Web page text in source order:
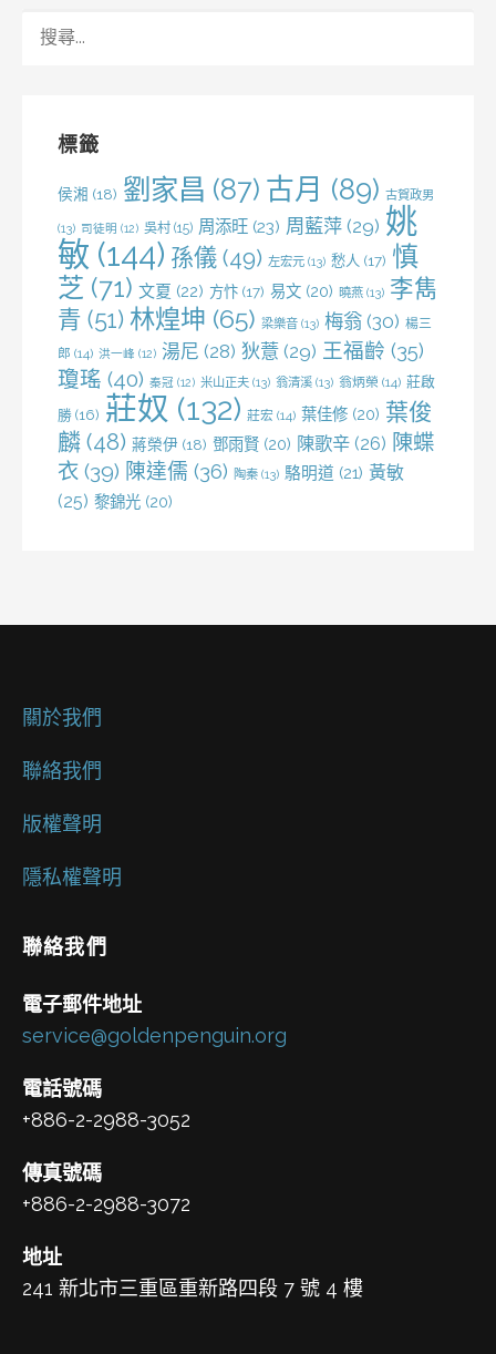
標籤
侯湘 (18) 劉家昌 (87) 古月 (89) 古賀政男
(13) 司徒明 (12) 吳村 (15) 周添旺 (23) 周藍萍 (29) 姚
敏 (144) 孫儀 (49) 左宏元 (13) 愁人 (17) 慎
芝 (71) 文夏 (22) 方忭 (17) 易文 (20) 曉燕 (13) 李雋
青 (51) 林煌坤 (65) 梁樂音 (13) 梅翁 (30) 楊三
郎 (14) 洪一峰 (12) 湯尼 (28) 狄薏 (29) 王福齡 (35)
瓊瑤 (40) 秦冠 (12) 米山正夫 (13) 翁清溪 (13) 翁炳榮 (14) 莊啟
勝 (16) 莊奴 (132) 莊宏 (14) 葉佳修 (20) 葉俊
麟 (48) 蔣榮伊 (18) 鄧雨賢 (20) 陳歌辛 (26) 陳蝶
衣 (39) 陳達儒 (36) 陶秦 (13) 駱明道 (21) 黃敏
(25) 黎錦光 (20)
關於我們
聯絡我們
版權聲明
隱私權聲明
聯絡我們
電子郵件地址
service@goldenpenguin.org
電話號碼
+886-2-2988-3052
傳真號碼
+886-2-2988-3072
地址
241 新北市三重區重新路四段 7 號 4 樓